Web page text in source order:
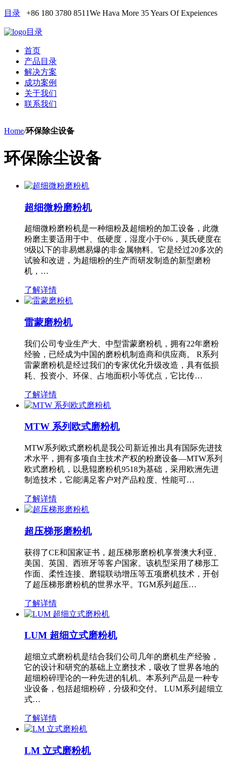
目录 +86 180 3780 8511We Hava More 35 Years Of Expeiences
目录
首页
产品目录
解决方案
成功案例
关于我们
联系我们
Home/环保除尘设备
环保除尘设备
超细微粉磨粉机
超细微粉磨粉机是一种细粉及超细粉的加工设备，此微
粉磨主要适用于中、低硬度，湿度小于6%，莫氏硬度在
9级以下的非易燃易爆的非金属物料。它是经过20多次的
试验和改进，为超细粉的生产而研发制造的新型磨粉
机，…
了解详情
雷蒙磨粉机
我们公司专业生产大、中型雷蒙磨粉机，拥有22年磨粉
经验，已经成为中国的磨粉机制造商和供应商。 R系列
雷蒙磨粉机是经过我们的专家优化升级改造，具有低损
耗、投资小、环保、占地面积小等优点，它比传…
了解详情
MTW 系列欧式磨粉机
MTW系列欧式磨粉机是我公司新近推出具有国际先进技
术水平，拥有多项自主技术产权的粉磨设备—MTW系列
欧式磨粉机，以悬辊磨粉机9518为基础，采用欧洲先进
制造技术，它能满足客户对产品粒度、性能可…
了解详情
超压梯形磨粉机
获得了CE和国家证书，超压梯形磨粉机享誉澳大利亚、
美国、英国、西班牙等客户国家。该机型采用了梯形工
作面、柔性连接、磨辊联动增压等五项磨机技术，开创
了超压梯形磨粉机的世界水平。TGM系列超压…
了解详情
LUM 超细立式磨粉机
超细立式磨粉机是结合我们公司几年的磨机生产经验，
它的设计和研究的基础上立磨技术，吸收了世界各地的
超细粉碎理论的一种先进的轧机。本系列产品是一种专
业设备，包括超细粉碎，分级和交付。 LUM系列超细立
式…
了解详情
LM 立式磨粉机